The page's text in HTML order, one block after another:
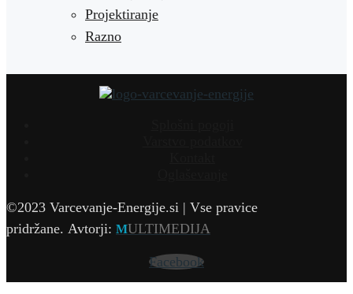
Projektiranje
Razno
©2023 Varcevanje-Energije.si | Vse pravice
pridržane. Avtorji: MULTIMEDIJA
Facebook